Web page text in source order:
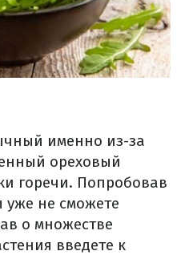
именно из-за
ореховый
горечи. Попробовав
уже не сможете
о множестве
введете к